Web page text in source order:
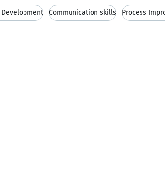
Communication skills Process